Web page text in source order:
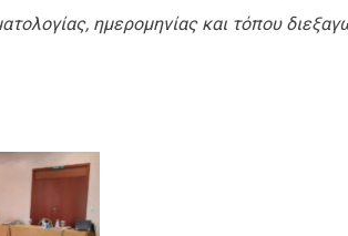
ημερομηνίας και τόπου